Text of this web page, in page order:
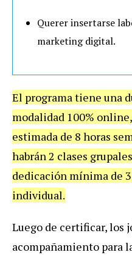
Querer insertarse
marketing digital.
El programa tiene una
modalidad 100%
estimada de 8 horas
habrán 2 clases
dedicación mínima de
individual.
Luego de certificar, los
acompañamiento para